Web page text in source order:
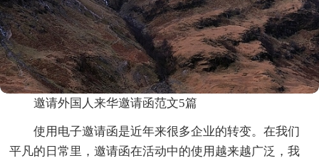
邀请外国人来华邀请函范文5篇
使用电子邀请函是近年来很多企业的转变。在我们
平凡的日常里，邀请函在活动中的使用越来越广泛，我